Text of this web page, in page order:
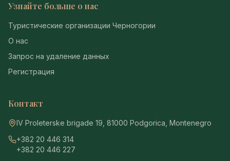
Узнайте больше о нас
Туристические организации Черногории
О нас
Запрос на удаление данных
Регистрация
Контакт
IV Proleterske brigade 19, 81000 Podgorica, Montenegro
+382 20 446 314
+382 20 446 227